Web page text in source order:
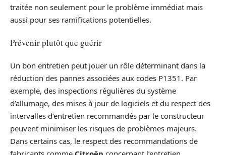
traitée non seulement pour le problème immédiat mais
aussi pour ses ramifications potentielles.
Prévenir plutôt que guérir
Un bon entretien peut jouer un rôle déterminant dans la
réduction des pannes associées aux codes P1351. Par
exemple, des inspections régulières du système
d’allumage, des mises à jour de logiciels et du respect des
intervalles d’entretien recommandés par le constructeur
peuvent minimiser les risques de problèmes majeurs.
Dans certains cas, le respect des recommandations de